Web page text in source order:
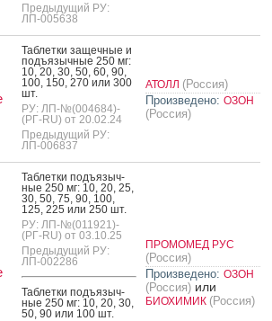
Предыдущий РУ:
ЛП-005638
Таб­летки за­щеч­ные и
подъ­языч­ные 250 мг:
10, 20, 30, 50, 60, 90,
100, 150, 270 или 300
шт.
РУ: ЛП-№(004684)-
(РГ-RU) от 20.02.24
Предыдущий РУ:
ЛП-006837
АТОЛЛ (Россия)
Произведено: ОЗОН
(Россия)
Таб­летки подъ­языч­
ные 250 мг: 10, 20, 25,
30, 50, 75, 90, 100,
125, 225 или 250 шт.
РУ: ЛП-№(011921)-
(РГ-RU) от 03.10.25
Предыдущий РУ:
ЛП-002286
Таб­летки подъ­языч­
ные 250 мг: 10, 20, 30,
50, 90 или 100 шт.
ПРОМОМЕД РУС
(Россия)
Произведено: ОЗОН
(Россия) или
БИОХИМИК (Россия)